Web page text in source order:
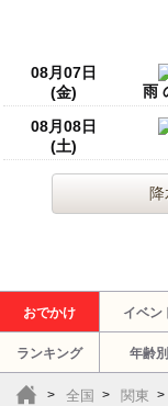
08月07日
(金)
雨
08月08日
(土)
おでかけ イベン
ランキング 年齢別
全国 関東